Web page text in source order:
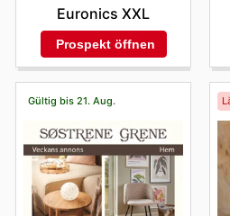
Euronics XXL
Prospekt öffnen
Gültig bis 21. Aug.